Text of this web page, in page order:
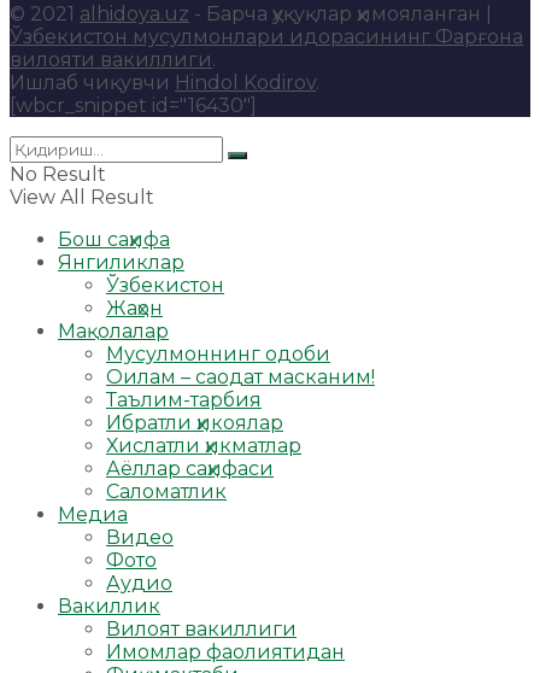
© 2021 alhidoya.uz - Барча ҳуқуқлар ҳимояланган |
Ўзбекистон мусулмонлари идорасининг Фарғона
вилояти вакиллиги.
Ишлаб чиқувчи Hindol Kodirov.
[wbcr_snippet id="16430"]
No Result
View All Result
Бош саҳифа
Янгиликлар
Ўзбекистон
Жаҳон
Мақолалар
Мусулмоннинг одоби
Оилам – саодат масканим!
Таълим-тарбия
Ибратли ҳикоялар
Хислатли ҳикматлар
Аёллар саҳифаси
Саломатлик
Медиа
Видео
Фото
Аудио
Вакиллик
Вилоят вакиллиги
Имомлар фаолиятидан